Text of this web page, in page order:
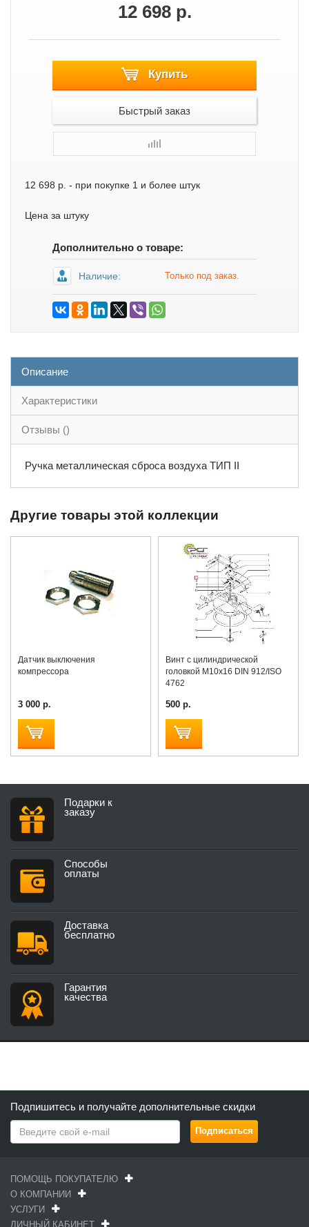
12 698 р.
Купить
Быстрый заказ
12 698 р. - при покупке 1 и более штук
Цена за штуку
Дополнительно о товаре:
Наличие: Только под заказ.
Описание
Характеристики
Отзывы ()
Ручка металлическая сброса воздуха ТИП II
Другие товары этой коллекции
Датчик выключения
компрессора
3 000 р.
Винт с цилиндрической
головкой M10x16 DIN 912/ISO
4762
500 р.
Подарки к
заказу
Способы
оплаты
Доставка
бесплатно
Гарантия
качества
Подпишитесь и получайте дополнительные скидки
ПОМОЩЬ ПОКУПАТЕЛЮ
О КОМПАНИИ
УСЛУГИ
ЛИЧНЫЙ КАБИНЕТ